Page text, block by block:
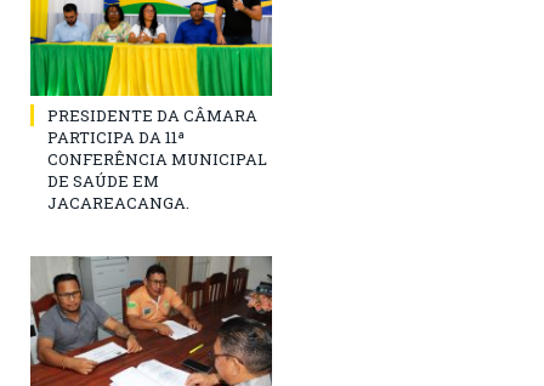
PRESIDENTE DA CÂMARA
PARTICIPA DA 11ª
CONFERÊNCIA MUNICIPAL
DE SAÚDE EM
JACAREACANGA.